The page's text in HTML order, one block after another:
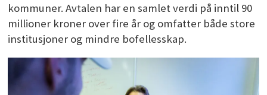
kommuner. Avtalen har en samlet verdi på inntil 90
millioner kroner over fire år og omfatter både store
institusjoner og mindre bofellesskap.